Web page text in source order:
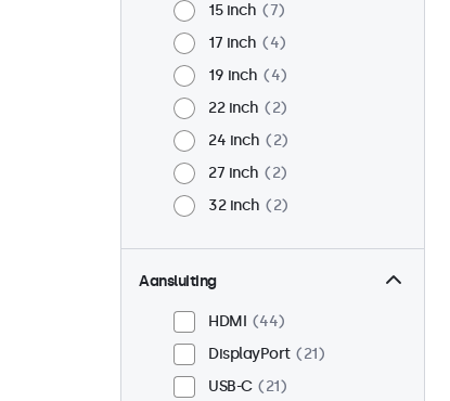
15 inch
7
17 inch
4
19 inch
4
22 inch
2
24 inch
2
27 inch
2
32 inch
2
Aansluiting
HDMI
44
DisplayPort
21
USB-C
21